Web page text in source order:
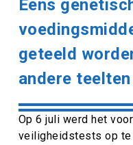
Eens
geteeld
andere
Op 6 juli werd het
veiligheidstests op